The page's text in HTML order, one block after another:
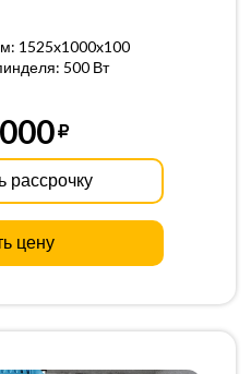
1525x1000x100
500 Вт
цену